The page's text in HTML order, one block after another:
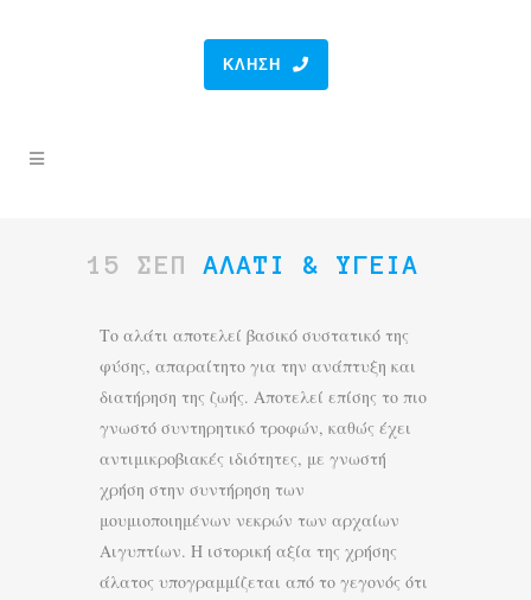
ΚΛΉΣΗ
15 ΣΕΠ ΑΛΆΤΙ & ΥΓΕΊΑ
Το αλάτι αποτελεί βασικό συστατικό της
φύσης, απαραίτητο για την ανάπτυξη και
διατήρηση της ζωής. Αποτελεί επίσης το πιο
γνωστό συντηρητικό τροφών, καθώς έχει
αντιμικροβιακές ιδιότητες, με γνωστή
χρήση στην συντήρηση των
μουμιοποιημένων νεκρών των αρχαίων
Αιγυπτίων. Η ιστορική αξία της χρήσης
άλατος υπογραμμίζεται από το γεγονός ότι